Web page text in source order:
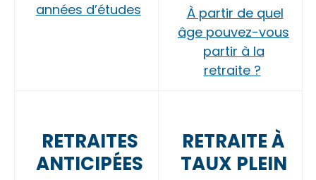
années d’études
À partir de quel
âge pouvez-vous
partir à la
retraite ?
RETRAITES
ANTICIPÉES
RETRAITE À
TAUX PLEIN